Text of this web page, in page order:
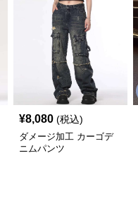
¥8,080 (税込)
ダメージ加工 カーゴデ
ニムパンツ